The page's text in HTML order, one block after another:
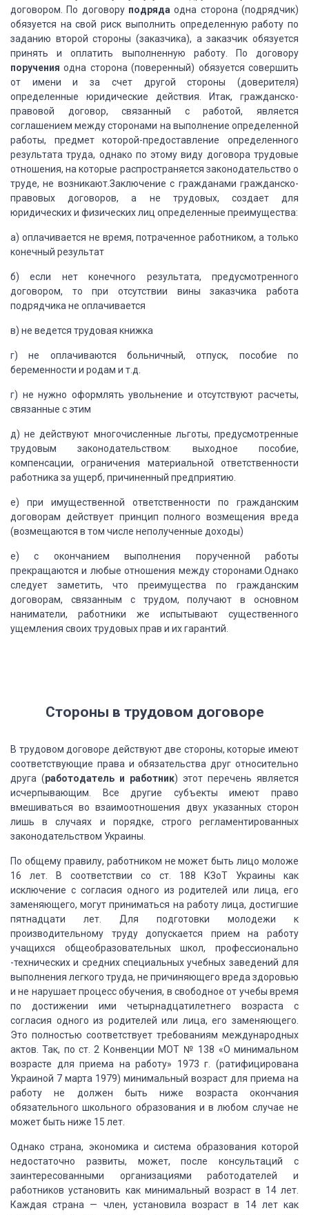
договором. По договору подряда одна сторона (подрядчик)
обязуется на свой риск выполнить определенную работу по
заданию второй стороны (заказчика), а заказчик обязуется
принять и оплатить выполненную работу.
По договору
поручения одна сторона (поверенный) обязуется совершить
от имени и за счет другой стороны (доверителя)
определенные юридические действия. Итак, гражданско-
правовой договор, связанный с работой, является
соглашением между сторонами на выполнение определенной
работы, предмет которой-предоставление определенного
результата труда, однако по этому виду договора трудовые
отношения, на которые распространяется законодательство о
труде, не возникают.Заключение с гражданами гражданско-
правовых договоров, а не трудовых, создает для
юридическихи физических лиц определенные преимущества:
а) оплачивается не время, потраченное работником, а только
конечный результат
б) если нет конечного результата, предусмотренного
договором, то при отсутствии вины заказчика работа
подрядчика не оплачивается
в) не ведется трудовая книжка
г) не оплачиваются больничный, отпуск, пособие по
беременности и родам и т.д.
г) не нужно оформлять увольнение и отсутствуют расчеты,
связанные с этим
д) не действуют многочисленные льготы, предусмотренные
трудовым законодательством: выходное пособие,
компенсации, ограничения материальной ответственности
работника за ущерб, причиненный предприятию.
е) при имущественной ответственности по гражданским
договорам действует принцип полного возмещения вреда
(возмещаются в том числе неполученные доходы)
е) с окончанием выполнения порученной работы
прекращаются и любые отношения между сторонами.Однако
следует заметить, что преимущества по гражданским
договорам, связанным с трудом, получают в основном
наниматели, работники же испытывают существенного
ущемления своих трудовых прав и их гарантий.
Стороны в трудовом договоре
В трудовом договоре действуют две стороны, которые имеют
соответствующие права и обязательства друг относительно
друга (работодатель и работник) этот перечень является
исчерпывающим. Все другие субъекты имеют право
вмешиваться во взаимоотношения двух указанных сторон
лишь в случаях и порядке, строго регламентированных
законодательством Украины.
По общему правилу, работником не может быть лицо моложе
16 лет. В соответствии со ст.
188 КЗоТ Украины как
исключение с согласия одного из родителей или лица, его
заменяющего, могут приниматься на работу лица, достигшие
пятнадцати лет. Для подготовки молодежи к
производительному труду допускается прием на работу
учащихся общеобразовательныхшкол, профессионально
-технических и средних специальных учебных заведений для
выполнения легкого труда, не причиняющего вреда здоровью
и не нарушает процесс обучения, в свободное от учебы время
по достижении ими четырнадцатилетнего возраста с
согласия одного из родителей или лица, его заменяющего.
Это полностью соответствует требованиям международных
актов. Так, по ст. 2 Конвенции МОТ № 138 «О минимальном
возрасте для приема на работу» 1973 г. (ратифицирована
Украиной 7 марта 1979) минимальный возраст для приема на
работу не должен быть ниже возраста окончания
обязательного школьного образования и в любом случае не
может быть ниже 15 лет.
Однако страна, экономика и система образования которой
недостаточно развиты, может, после консультаций с
заинтересованными организациями работодателей и
работников установить как минимальный возраст в 14 лет.
Каждая страна — член, установила возраст в 14лет как